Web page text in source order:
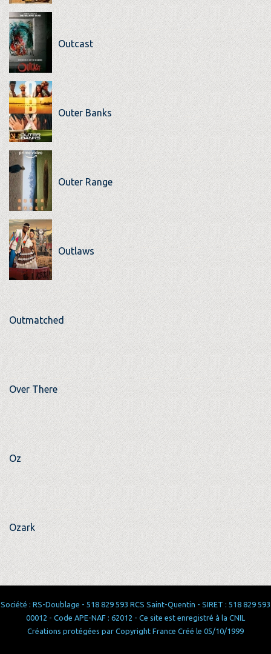
Outcast
Outer Banks
Outer Range
Outlaws
Outmatched
Over There
Oz
Ozark
Société : RS-Doublage - 518 829 593 RCS Saint-Quentin - SIRET : 518 829 593
00012 - Code APE-NAF : 62012 - Ce site est enregistré à la CNIL
Créations protégées par Copyright France Créé le 05/10/1999